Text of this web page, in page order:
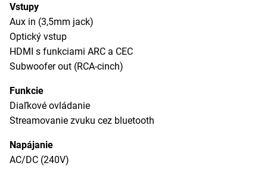
Vstupy
Aux in (3,5mm jack)
Optický vstup
HDMI s funkciami ARC a CEC
Subwoofer out (RCA-cinch)
Funkcie
Diaľkové ovládanie
Streamovanie zvuku cez bluetooth
Napájanie
AC/DC (240V)